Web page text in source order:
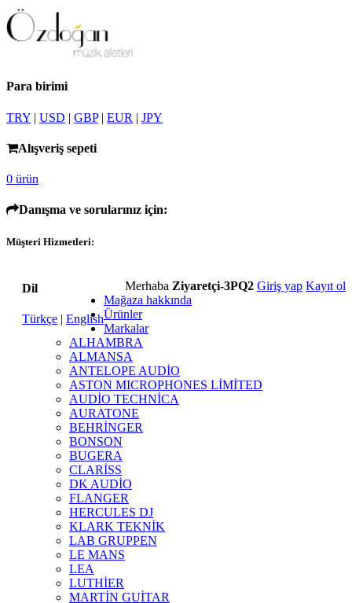
Para birimi
TRY | USD | GBP| EUR | JPY
Alışveriş sepeti
0 ürün
Danışma ve sorularınız için:
Müşteri Hizmetleri:
Dil
Türkçe | English
Merhaba Ziyaretçi-3PQ2 Giriş yap Kayıt ol
Mağaza hakkında
Ürünler
Markalar
ALHAMBRA
ALMANSA
ANTELOPE AUDİO
ASTON MICROPHONES LİMİTED
AUDİO TECHNİCA
AURATONE
BEHRİNGER
BONSON
BUGERA
CLARİSS
DK AUDİO
FLANGER
HERCULES DJ
KLARK TEKNİK
LAB GRUPPEN
LE MANS
LEA
LUTHİER
MARTİN GUİTAR